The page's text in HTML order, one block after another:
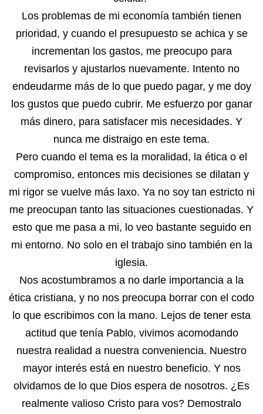
Los problemas de mi economía también tienen
prioridad, y cuando el presupuesto se achica y se
incrementan los gastos, me preocupo para
revisarlos y ajustarlos nuevamente. Intento no
endeudarme más de lo que puedo pagar, y me doy
los gustos que puedo cubrir. Me esfuerzo por ganar
más dinero, para satisfacer mis necesidades. Y
nunca me distraigo en este tema.
Pero cuando el tema es la moralidad, la ética o el
compromiso, entonces mis decisiones se dilatan y
mi rigor se vuelve más laxo. Ya no soy tan estricto ni
me preocupan tanto las situaciones cuestionadas. Y
esto que me pasa a mi, lo veo bastante seguido en
mi entorno. No solo en el trabajo sino también en la
iglesia.
Nos acostumbramos a no darle importancia a la
ética cristiana, y no nos preocupa borrar con el codo
lo que escribimos con la mano. Lejos de tener esta
actitud que tenía Pablo, vivimos acomodando
nuestra realidad a nuestra conveniencia. Nuestro
mayor interés está en nuestro beneficio. Y nos
olvidamos de lo que Dios espera de nosotros. ¿Es
realmente valioso Cristo para vos? Demostralo